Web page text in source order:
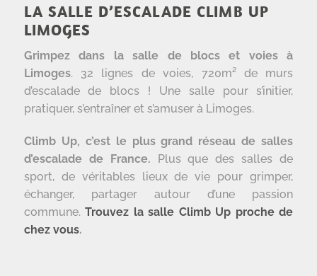
LA SALLE D’ESCALADE CLIMB UP
LIMOGES
Grimpez dans la salle de blocs et voies à
Limoges. 32 lignes de voies, 720m² de murs
d’escalade de blocs ! Une salle pour s’initier,
pratiquer, s’entraîner et s’amuser à Limoges.
Climb Up, c’est le plus grand réseau de salles
d’escalade de France. Plus que des salles de
sport, de véritables lieux de vie pour grimper,
échanger, partager autour d’une passion
commune.Trouvez la salle Climb Up proche de
chez vous.